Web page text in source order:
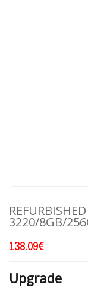
3220/8GB/
138.09€
Upgrade